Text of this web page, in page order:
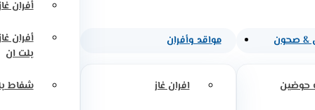
& صحون
حوضين
مواقد وأفران
افران غاز
أفران
أفران
بلت ان
شفاط